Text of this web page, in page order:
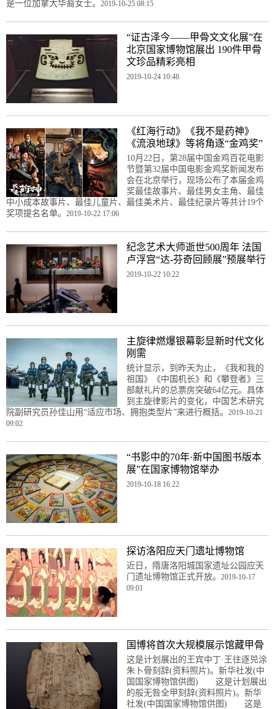
是一位加拿大华裔女士。 2019-10-25 08:15
“证古泽今——甲骨文文化展”在
北京国家博物馆展出 190件甲骨
文珍品精彩亮相
2019-10-24 10:48
《红海行动》《我不是药神》
《流浪地球》等将角逐“金鸡奖”
10月22日，第28届中国金鸡百花电影
节暨第32届中国电影金鸡奖新闻发布
会在北京举行，现场公布了本届金鸡
奖最佳故事片、最佳男女主角、最佳
中小成本故事片、最佳儿童片、最佳美术片、最佳纪录片等共计19个
奖项提名名单。 2019-10-22 17:06
纪念艺术大师逝世500周年 法国
卢浮宫“达-芬奇回顾展”预展举行
2019-10-22 10:22
主旋律燃爆银幕彰显新时代文化
刚需
统计显示，到昨天为止，《我和我的
祖国》《中国机长》和《攀登者》三
部献礼片的总票房突破64亿元。具体
到主旋律影片的变化，中国艺术研究
院副研究员孙佳山用“适应市场、拥抱类型片”来进行概括。 2019-10-21
09:02
“书影中的70年·新中国图书版本
展”在国家博物馆举办
2019-10-18 16:22
探访洛阳应天门遗址博物馆
近日，隋唐洛阳城国家遗址公园应天
门遗址博物馆正式开放。 2019-10-17
09:01
国博将首次大规模展示馆藏甲骨
这是计划展出的王宾中丁·王往逐兕涂
朱卜骨刻辞(资料照片)。新华社发(中
国国家博物馆供图) 这是计划展出
的般无咎全甲刻辞(资料照片)。新华
社发(中国国家博物馆供图) 这是